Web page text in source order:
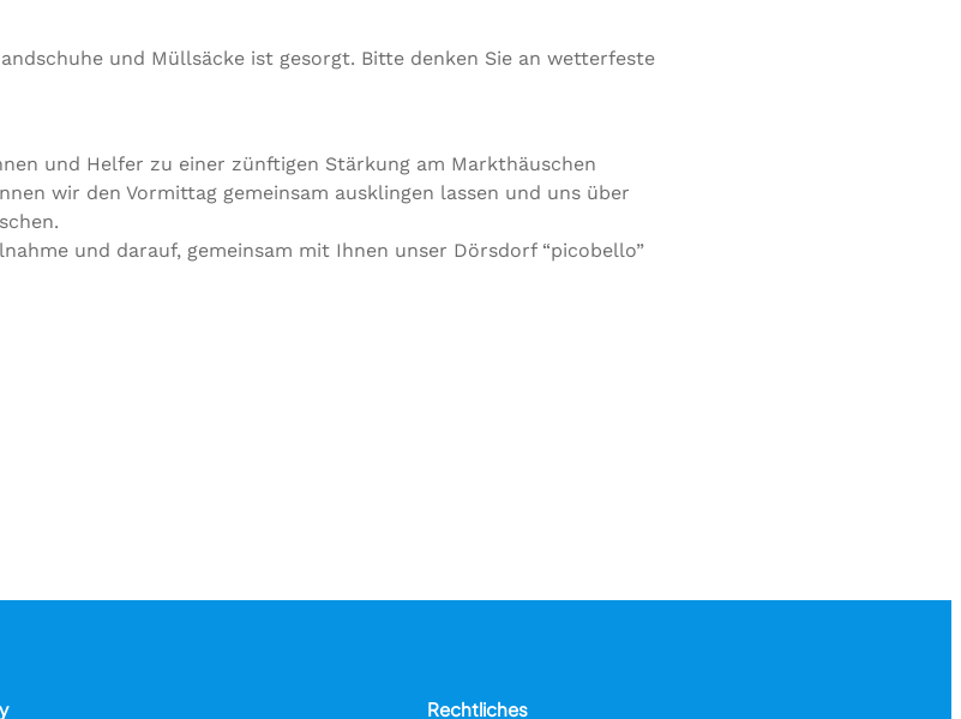
und Müllsäcke ist gesorgt. Bitte denken Sie an wetterfeste
und Helfer zu einer zünftigen Stärkung am Markthäuschen
wir den Vormittag gemeinsam ausklingen lassen und uns über
und darauf, gemeinsam mit Ihnen unser Dörsdorf “picobello”
Rechtliches